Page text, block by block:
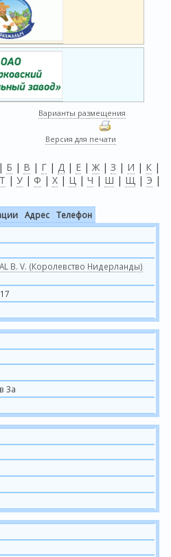
Варианты размещения
Версия для печати
| Б | В | Г | Д | Е | Ж | З | И | К |
Т | У | Ф | Х | Ц | Ч | Ш | Щ | Э |
Адрес
Телефон
B. V. (Королевство Нидерланды)
3а